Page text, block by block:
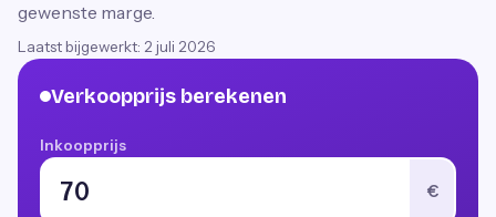
gewenste marge.
Laatst bijgewerkt: 2 juli 2026
Verkoopprijs berekenen
Inkoopprijs
€